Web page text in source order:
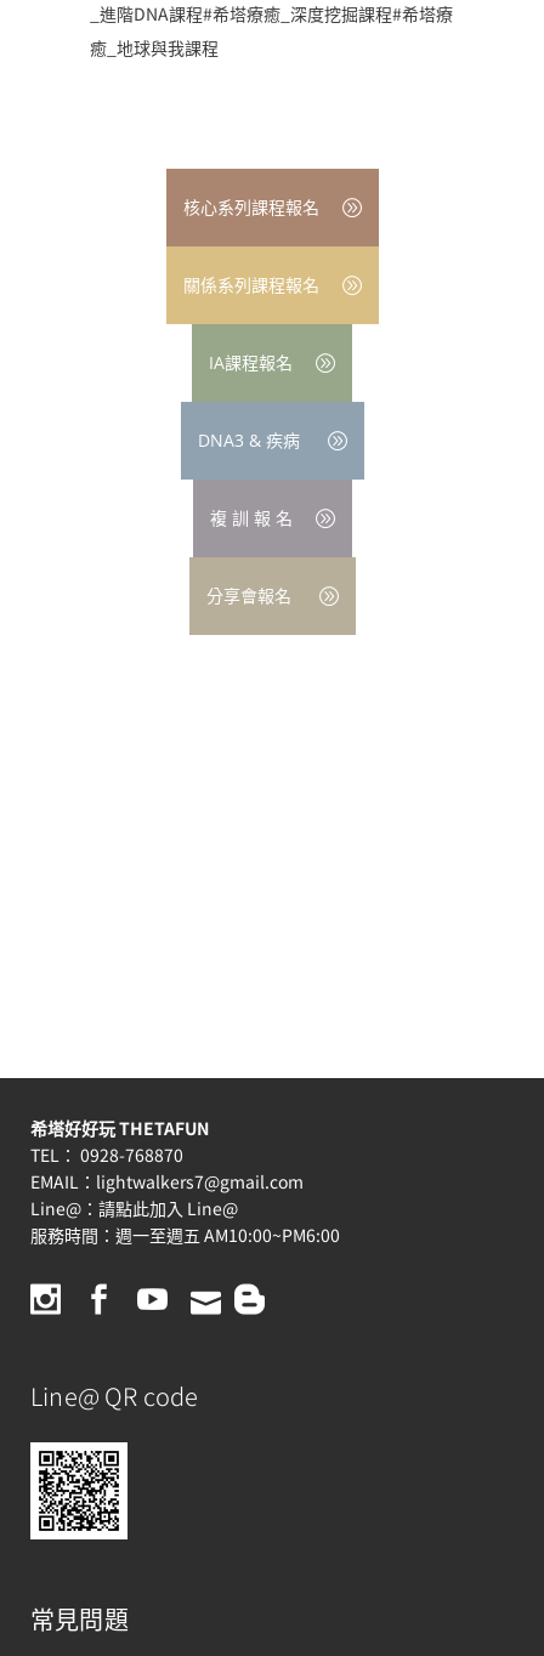
_進階DNA課程#希塔療癒_深度挖掘課程#希塔療
癒_地球與我課程
核心系列課程報名
關係系列課程報名
IA課程報名
DNA3 & 疾病
複 訓 報 名
分享會報名
希塔好好玩 THETAFUN
TEL： 0928-768870
EMAIL： lightwalkers7@gmail.com
Line@： 請點此加入 Line@
服務時間：週一至週五 AM10:00~PM6:00
Line@ QR code
常見問題